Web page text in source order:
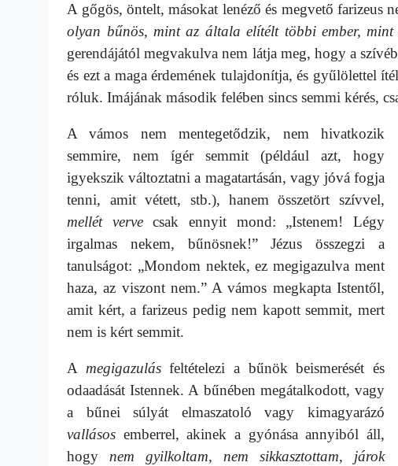
A gőgös, öntelt, másokat lenéző és megvető farizeus
olyan bűnös, mint az általa elítélt többi ember, mint
gerendájától megvakulva nem látja meg, hogy a
és ezt a maga érdemének tulajdonítja, és gyűlölettel
róluk. Imájának második felében sincs semmi kérés,
A vámos nem mentegetődzik, nem hivatkozik
semmire, nem ígér semmit (például azt, hogy
igyekszik változtatni a magatartásán, vagy jóvá fogja
tenni, amit vétett, stb.), hanem összetört szívvel,
mellét vervecsak ennyit mond: „Istenem! Légy
irgalmas nekem, bűnösnek!” Jézus összegzi a
tanulságot: „Mondom nektek, ez megigazulva ment
haza, az viszont nem.” A vámos megkapta Istentől,
amit kért, a farizeus pedig nem kapott semmit, mert
nem is kért semmit.
A megigazulásfeltételezi a bűnök beismerését és
odaadását Istennek. A bűnében megátalkodott, vagy
a bűnei súlyát elmaszatoló vagy kimagyarázó
vallásos emberrel, akinek a gyónása annyiból áll,
hogynem gyilkoltam, nem sikkasztottam, járok